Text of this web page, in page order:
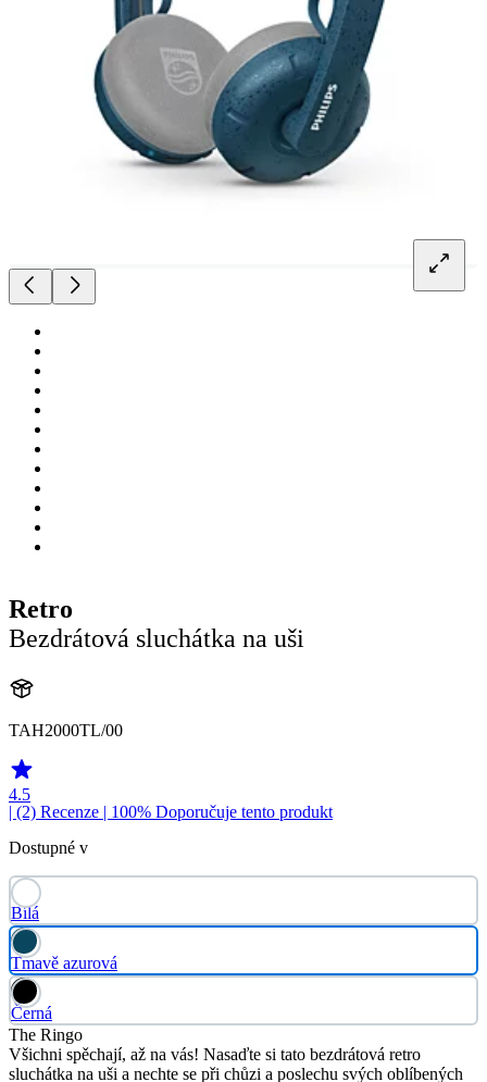
Retro
Bezdrátová sluchátka na uši
TAH2000TL/00
4.5
| (2) Recenze | 100% Doporučuje tento produkt
Dostupné v
Bílá
Tmavě azurová
Černá
The Ringo
Všichni spěchají, až na vás! Nasaďte si tato bezdrátová retro
sluchátka na uši a nechte se při chůzi a poslechu svých oblíbených